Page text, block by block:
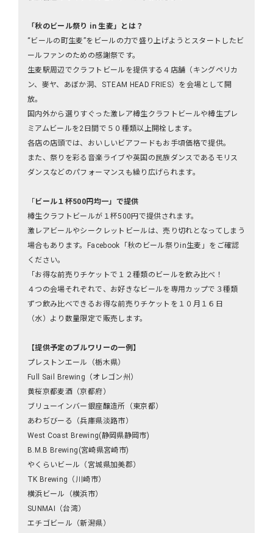
「秋のビール祭り in 生麦」とは？
“ビールの町生麦”をビールの力で盛り上げようとスタートしたビ
ールファンのための感謝祭です。
生麦駅周辺でクラフトビールを提供する４店舗（キングペリカ
ン、麥ヤ、あぼか洞、STEAM HEAD FRIES）を会場として開
放。
国内外から選りすぐった激レア樽生クラフトビールや樽生プレ
ミアムビールを2日間で５０種類以上開栓します。
各店の店頭では、おいしいビアフードもお手頃価格で提供。
また、祭りを彩る音楽ライブや英国の民族ダンスであるモリス
ダンスなどのパフォーマンスも繰り広げられます。
「 ビール１杯500円均一」で提供
樽生クラフトビールが１杯500円で提供されます。
激レアビールやシークレットビールは、売り切れとなってしまう
場合もあります。Facebook「秋のビール祭りin生麦」をご確認
ください。
「お得な前売りチケットで１２種類のビールを飲み比べ！
４つの会場それぞれで、お好きなビールを専用カップで３種類
ずつ飲み比べできるお得な前売りチケットを１０月１６日
（水）より数量限定で販売します。
【提供予定のブルワリーの一例】
プレストンエール（栃木県）
Full Sail Brewing（オレゴン州）
黄桜京都麦酒（京都府）
ブリューインバー銀座醸造所（東京都）
あわぢびーる（兵庫県淡路市）
West Coast Brewing(静岡県静岡市)
B.M.B Brewing(宮崎県宮崎市)
やくらいビール（宮城県加美郡）
TK Brewing（川崎市）
横浜ビール（横浜市）
SUNMAI（台湾）
エチゴビール（新潟県）